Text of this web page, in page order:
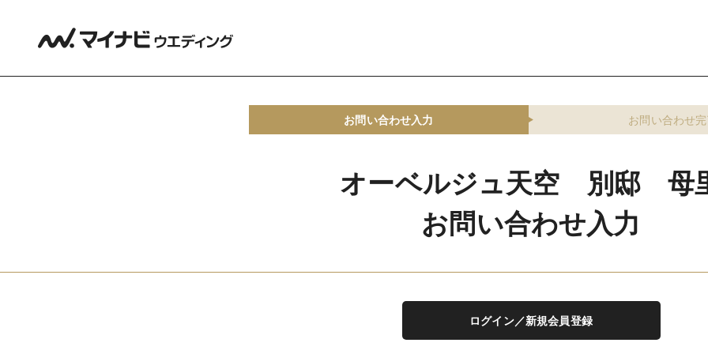
お問い合わせ入力 お問い合わせ
オーベルジュ天空 別邸 母
お問い合わせ入力
ログイン／新規会員登録